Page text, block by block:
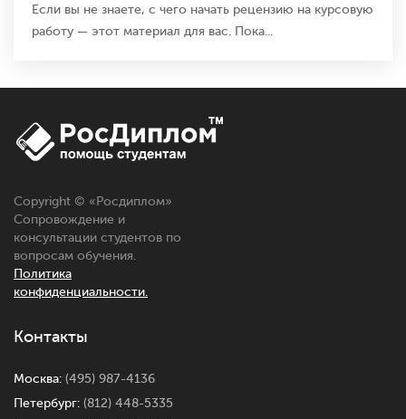
Если вы не знаете, с чего начать рецензию на курсовую
работу — этот материал для вас. Пока...
Copyright © «Росдиплом»
Сопровождение и
консультации студентов по
вопросам обучения.
Политика
конфиденциальности.
Контакты
Москва: (495) 987-4136
Петербург: (812) 448-5335